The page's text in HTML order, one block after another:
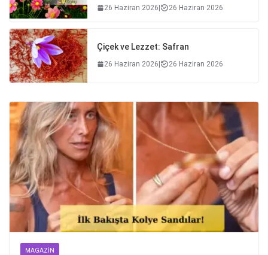
26 Haziran 2026| 26 Haziran 2026
Çiçek ve Lezzet: Safran
26 Haziran 2026| 26 Haziran 2026
MAGAZIN